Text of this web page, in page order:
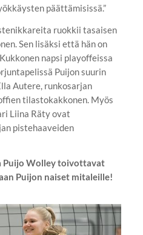
päättämisissä.”
ruokkii tasaisen
Sen lisäksi että hän on
napsi playoffeissa
Puijon suurin
Autere, runkosarjan
tilastokakkonen. Myös
Liina Räty ovat
pistehaaveiden
Puijo Wolley toivottavat
Puijon naiset mitaleille!